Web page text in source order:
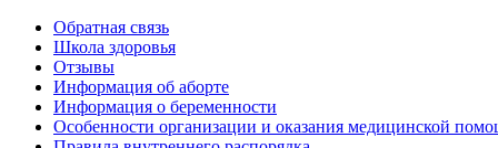
Обратная связь
Школа здоровья
Отзывы
Информация об аборте
Информация о беременности
Особенности организации и оказания медицинской